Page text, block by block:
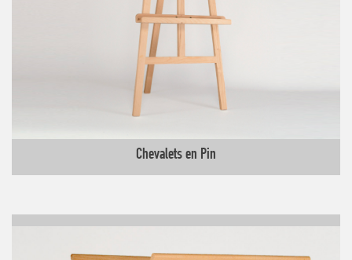
Chevalets en Pin